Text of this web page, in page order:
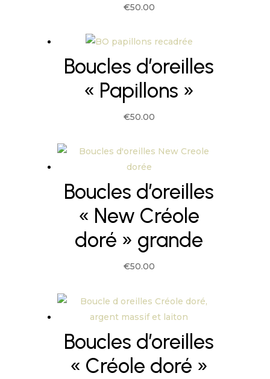
€50.00
Boucles d’oreilles
« Papillons »
€50.00
Boucles d’oreilles
« New Créole
doré » grande
€50.00
Boucles d’oreilles
« Créole doré »